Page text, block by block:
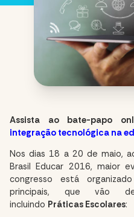
Assista ao bate-papo
integração tecnológica na
Nos dias 18 a 20 de maio,
Brasil Educar 2016, maior
congresso está
principais, que vão
incluindo Práticas Escolares: